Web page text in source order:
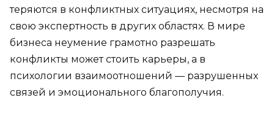
теряются в конфликтных ситуациях, несмотря на
свою экспертность в других областях. В мире
бизнеса неумение грамотно разрешать
конфликты может стоить карьеры, а в
психологии взаимоотношений — разрушенных
связей и эмоционального благополучия.